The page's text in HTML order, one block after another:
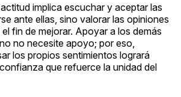
implica escuchar y aceptar las
ante ellas, sino valorar las opiniones
fin de mejorar. Apoyar a los demás
no necesite apoyo; por eso,
los propios sentimientos logrará
que refuerce la unidad del